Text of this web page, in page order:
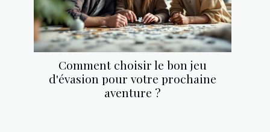
Comment choisir le bon jeu
d'évasion pour votre prochaine
aventure ?